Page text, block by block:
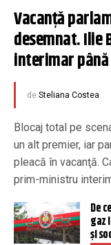
Vacanţă
desemnat. Ilie
interimar
de Steliana Costea
Blocaj total pe
un alt premier, iar
pleacă în vacanţă.
prim-ministru
De
gaz
și